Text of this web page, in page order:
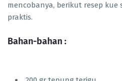
mencobanya, berikut resep kue
praktis.
Bahan-bahan :